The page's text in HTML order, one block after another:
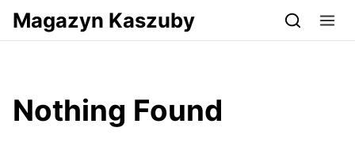
Przejdź do serwisu magazynkaszuby.pl
Magazyn Kaszuby
Nothing Found